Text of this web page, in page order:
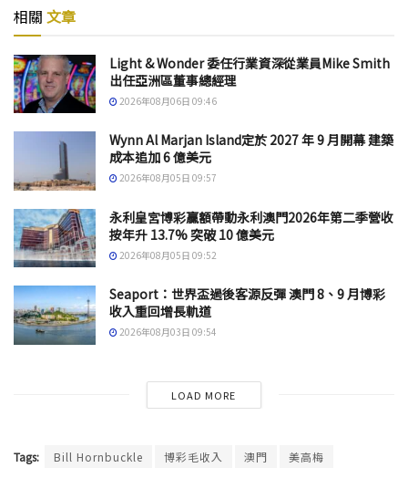
相關 文章
Light & Wonder 委任行業資深從業員Mike Smith
出任亞洲區董事總經理
2026年08月06日 09:46
Wynn Al Marjan Island定於 2027 年 9 月開幕 建築
成本追加 6 億美元
2026年08月05日 09:57
永利皇宮博彩贏額帶動永利澳門2026年第二季營收
按年升 13.7% 突破 10 億美元
2026年08月05日 09:52
Seaport：世界盃過後客源反彈 澳門 8、9 月博彩
收入重回增長軌道
2026年08月03日 09:54
LOAD MORE
Tags: Bill Hornbuckle 博彩毛收入 澳門 美高梅